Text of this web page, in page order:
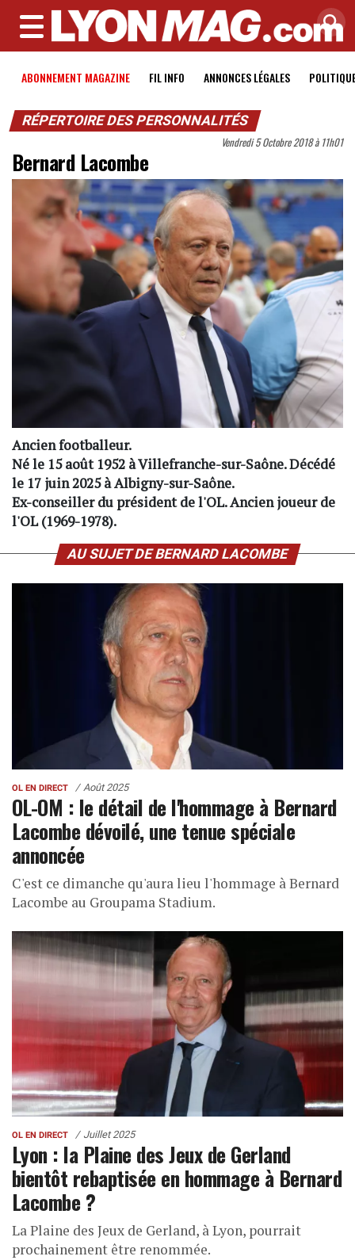
MENU
ABONNEMENT MAGAZINE FIL INFO ANNONCES LÉGALES
RÉPERTOIRE DES PERSONNALITÉS
Vendredi 5 Octobre 2018 à 11h01
Bernard Lacombe
Ancien footballeur.
Né le 15 août 1952 à Villefranche-sur-Saône. Décédé
le 17 juin 2025 à Albigny-sur-Saône.
Ex-conseiller du président de l'OL. Ancien joueur de
l'OL (1969-1978).
AU SUJET DE BERNARD LACOMBE
OL EN DIRECT Août 2025
OL-OM : le détail de l'hommage à Bernard
Lacombe dévoilé, une tenue spéciale
annoncée
C'est ce dimanche qu'aura lieu l'hommage à Bernard
Lacombe au Groupama Stadium.
OL EN DIRECT Juillet 2025
Lyon : la Plaine des Jeux de Gerland
bientôt rebaptisée en hommage à Bernard
Lacombe ?
La Plaine des Jeux de Gerland, à Lyon, pourrait
prochainement être renommée.